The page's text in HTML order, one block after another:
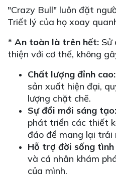
"Crazy Bull" luôn đặt
Triết lý của họ xoay
* An toàn là trên hết: Sử
thiện với cơ thể, không
Chất lượng đỉnh cao:
sản xuất hiện đại,
lượng chặt chẽ.
Sự đổi mới sáng tạo:
phát triển các thiết
đáo để mang lại trải
Hỗ trợ đời sống tình
và cá nhân khám
của mình.